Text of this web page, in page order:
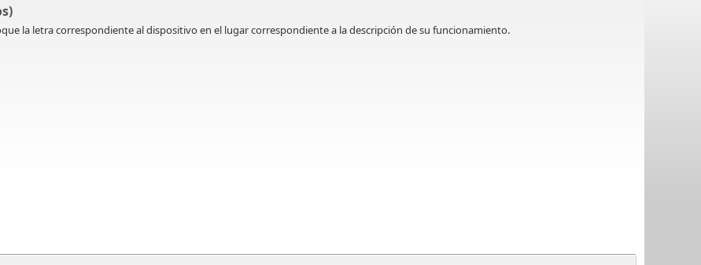
la letra correspondiente al dispositivo en el lugar correspondiente a la descripción de su funcionamiento.